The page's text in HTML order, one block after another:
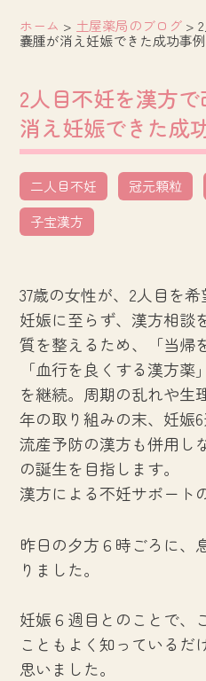
ホーム > 土屋薬局のブログ >
嚢腫が消え妊娠できた成功事例
2人目不妊を漢方
消え妊娠できた成
二人目不妊 冠元顆粒
子宝漢方
37歳の女性が、2人目を
妊娠に至らず、漢方相談
質を整えるため、「当帰
「血行を良くする漢方薬
を継続。周期の乱れや生
年の取り組みの末、妊娠6
流産予防の漢方も併用し
の誕生を目指します。
漢方による不妊サポート
昨日の夕方６時ごろに、
りました。
妊娠６週目とのことで、
こともよく知っている
思いました。